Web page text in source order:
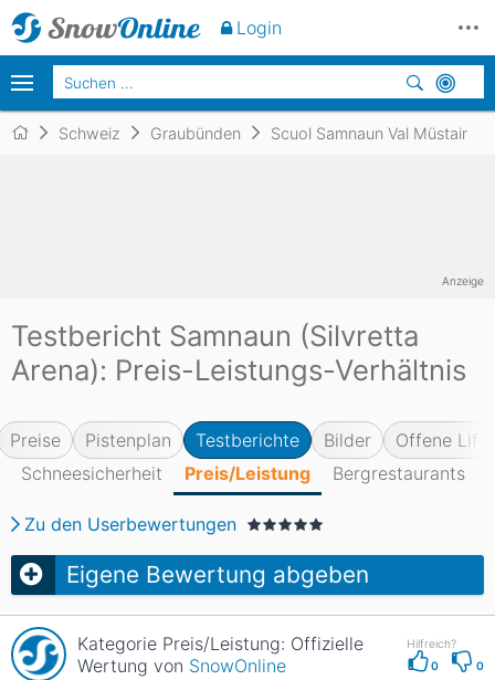
Schweiz Graubünden Scuol Samnaun Val Müstair
Testbericht Samnaun (Silvretta
Arena): Preis-Leistungs-Verhältnis
Preise Pistenplan Testberichte Bilder
Offene
Schneesicherheit
Preis/Leistung Bergrestaurants
Zu den Userbewertungen
Eigene Bewertung abgeben
Kategorie Preis/Leistung: Offizielle
Wertung von SnowOnline
Hilfreich?
0
0
Anzeige
Login